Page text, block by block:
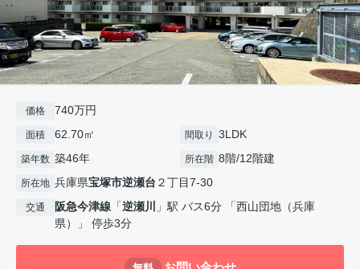
価格 740万円
面積 62.70㎡ 間取り 3LDK
築年数 築46年 所在階 8階/12階建
所在地 兵庫県宝塚市逆瀬台 ２丁目7-30
交通 阪急今津線 「逆瀬川
」駅 バス6分 「西山団地（兵庫
県）」 停歩3分